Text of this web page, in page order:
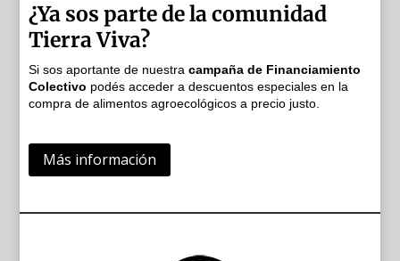
¿Ya sos parte de la comunidad
Tierra Viva?
Si sos aportante de nuestracampaña de Financiamiento
Colectivo podés acceder a descuentos especiales en la
compra de alimentos agroecológicos a precio justo.
Más información